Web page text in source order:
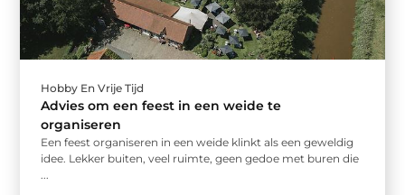
Hobby En Vrije Tijd
Advies om een feest in een weide te
organiseren
Een feest organiseren in een weide klinkt als een geweldig
idee. Lekker buiten, veel ruimte, geen gedoe met buren die
...